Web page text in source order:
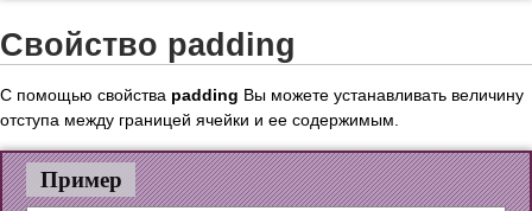
Свойство padding
С помощью свойства padding Вы можете устанавливать величину
отступа между границей ячейки и ее содержимым.
Пример